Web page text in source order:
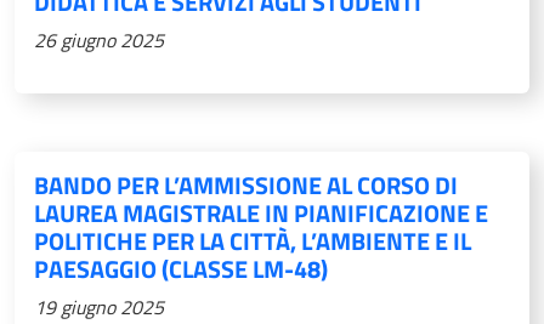
26 giugno 2025
BANDO PER L’AMMISSIONE AL CORSO DI
LAUREA MAGISTRALE IN PIANIFICAZIONE E
POLITICHE PER LA CITTÀ, L’AMBIENTE E IL
PAESAGGIO (CLASSE LM-48)
19 giugno 2025